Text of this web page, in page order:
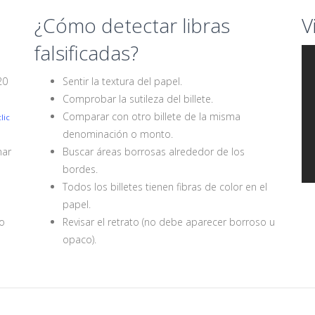
¿Cómo detectar libras
falsificadas?
Sentir la textura del papel.
Comprobar la sutileza del billete.
Comparar con otro billete de la misma
denominación o monto.
Buscar áreas borrosas alrededor de los
bordes.
Todos los billetes tienen fibras de color en el
papel.
Revisar el retrato (no debe aparecer borroso u
opaco).